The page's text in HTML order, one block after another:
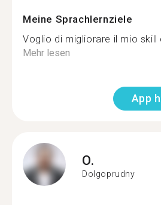
Meine Sprachlernziele
Voglio di migliorare il mio skill
Mehr lesen
App
O.
Dolgoprudny